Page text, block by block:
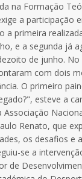
na Formação
a participação
a primeira
e a segunda já
de junho. No
com dois
O primeiro
esteve a
Associação
Renato, que
os desafios e
se a
de